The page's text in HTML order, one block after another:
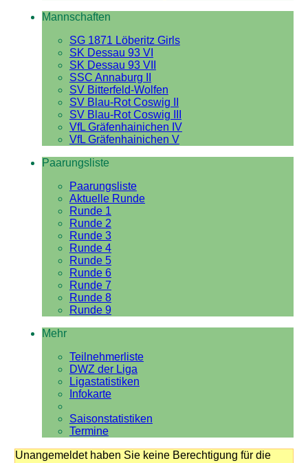
Mannschaften
SG 1871 Löberitz Girls
SK Dessau 93 VI
SK Dessau 93 VII
SSC Annaburg II
SV Bitterfeld-Wolfen
SV Blau-Rot Coswig II
SV Blau-Rot Coswig III
VfL Gräfenhainichen IV
VfL Gräfenhainichen V
Paarungsliste
Paarungsliste
Aktuelle Runde
Runde 1
Runde 2
Runde 3
Runde 4
Runde 5
Runde 6
Runde 7
Runde 8
Runde 9
Mehr
Teilnehmerliste
DWZ der Liga
Ligastatistiken
Infokarte
Saisonstatistiken
Termine
Unangemeldet haben Sie keine Berechtigung für die